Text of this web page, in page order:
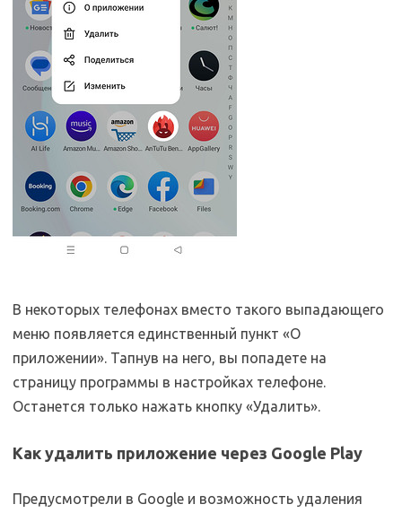
В некоторых телефонах вместо такого выпадающего
меню появляется единственный пункт «О
приложении». Тапнув на него, вы попадете на
страницу программы в настройках телефоне.
Останется только нажать кнопку «Удалить».
Как удалить приложение через Google Play
Предусмотрели в Google и возможность удаления